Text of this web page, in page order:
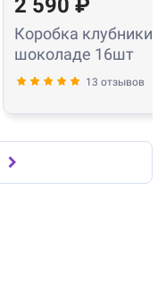
2 590 ₽
Коробка клубники в
шоколаде 16шт
13 отзывов